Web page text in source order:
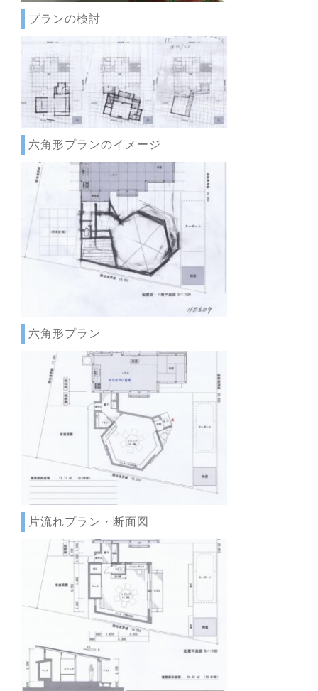
プランの検討
六角形プランのイメージ
六角形プラン
片流れプラン・断面図